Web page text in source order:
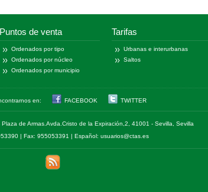
Puntos de venta
Ordenados por tipo
Ordenados por núcleo
Ordenados por municipio
Tarifas
Urbanas e interurbanas
Saltos
en: FACEBOOK TWITTER
de Armas.Avda.Cristo de la Expiración,2, 41001 - Sevilla, Sevilla
| Fax: 955053391 | Español: usuarios@ctas.es